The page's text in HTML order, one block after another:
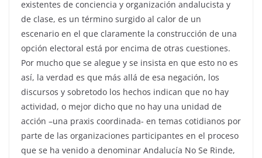
existentes de conciencia y organización andalucista y
de clase, es un término surgido al calor de un
escenario en el que claramente la construcción de una
opción electoral está por encima de otras cuestiones.
Por mucho que se alegue y se insista en que esto no es
así, la verdad es que más allá de esa negación, los
discursos y sobretodo los hechos indican que no hay
actividad, o mejor dicho que no hay una unidad de
acción –una praxis coordinada- en temas cotidianos por
parte de las organizaciones participantes en el proceso
que se ha venido a denominar Andalucía No Se Rinde,